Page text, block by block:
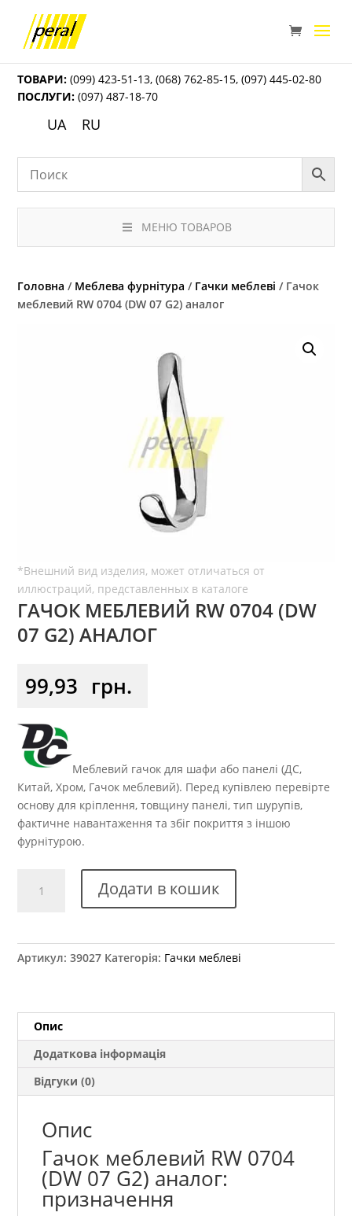
ТОВАРИ: (099) 423-51-13,(068) 762-85-15,(097) 445-02-80
ПОСЛУГИ: (097) 487-18-70
UA RU
МЕНЮ ТОВАРОВ
Головна / Меблева фурнітура / Гачки меблеві / Гачок
меблевий RW 0704 (DW 07 G2) аналог
ГАЧОК МЕБЛЕВИЙ RW 0704 (DW
07 G2) АНАЛОГ
99,93 грн.
Меблевий гачок для шафи або панелі (ДС,
Китай, Хром, Гачок меблевий). Перед купівлею перевірте
основу для кріплення, товщину панелі, тип шурупів,
фактичне навантаження та збіг покриття з іншою
фурнітурою.
меблевий
07
кількість
Додати в кошик
Артикул:39027 Категорія: Гачки меблеві
Опис
Додаткова інформація
Відгуки (0)
Опис
Гачок меблевий RW 0704
(DW 07 G2) аналог:
призначення